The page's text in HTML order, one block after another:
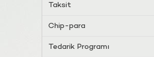
Taksit
Chip-para
Tedarik Programı